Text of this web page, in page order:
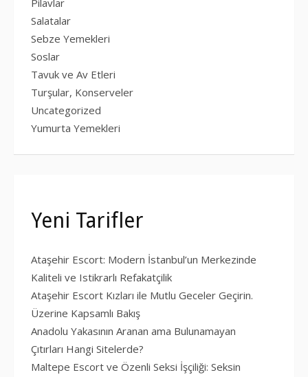
Salatalar
Sebze Yemekleri
Soslar
Tavuk ve Av Etleri
Turşular, Konserveler
Uncategorized
Yumurta Yemekleri
Yeni Tarifler
Ataşehir Escort: Modern İstanbul’un Merkezinde
Kaliteli ve Istikrarlı Refakatçilik
Ataşehir Escort Kızları ile Mutlu Geceler Geçirin.
Üzerine Kapsamlı Bakış
Anadolu Yakasının Aranan ama Bulunamayan
Çıtırları Hangi Sitelerde?
Maltepe Escort ve Özenli Seksi İşçiliği: Seksin